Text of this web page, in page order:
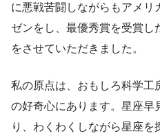
に悪戦苦闘しながらもアメリ
ゼンをし、最優秀賞を受賞し
をさせていただきました。
私の原点は、おもしろ科学工
の好奇心にあります。星座早
り、わくわくしながら星座